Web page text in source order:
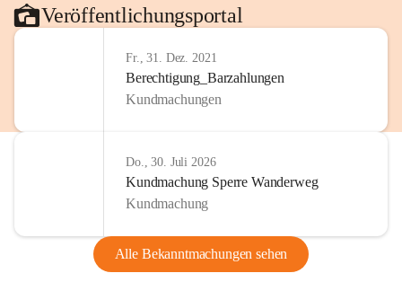
Veröffentlichungsportal
Fr., 31. Dez. 2021
Berechtigung_Barzahlungen
Kundmachungen
Do., 30. Juli 2026
Kundmachung Sperre Wanderweg
Kundmachung
Alle Bekanntmachungen sehen